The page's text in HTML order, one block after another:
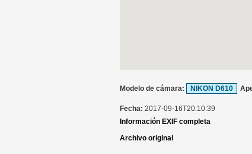
Modelo de cámara: NIKON D610
Fecha: 2017-09-16T20:10:39
Información EXIF completa
Archivo original